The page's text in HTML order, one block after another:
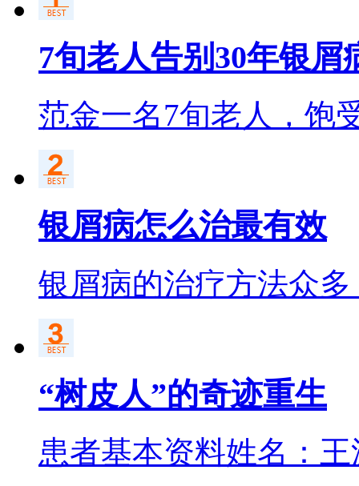
7旬老人告别30年银屑
范金一名7旬老人，饱
银屑病怎么治最有效
银屑病的治疗方法众多
“树皮人”的奇迹重生
患者基本资料姓名：